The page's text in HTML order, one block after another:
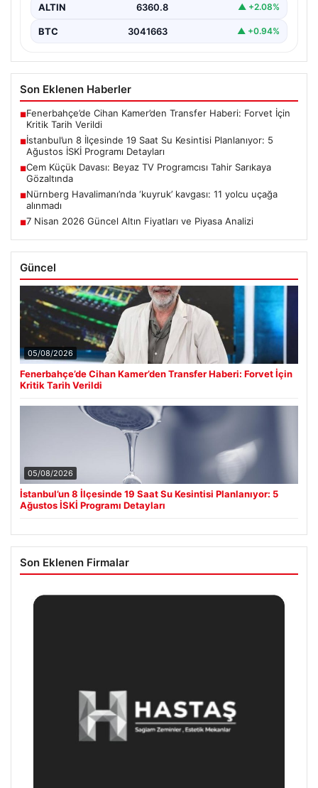
ALTIN 6360.8 ▲ +2.08%
BTC 3041663 ▲ +0.94%
Son Eklenen Haberler
■Fenerbahçe’de Cihan Kamer’den Transfer Haberi: Forvet İçin
Kritik Tarih Verildi
■İstanbul’un 8 İlçesinde 19 Saat Su Kesintisi Planlanıyor: 5
Ağustos İSKİ Programı Detayları
■Cem Küçük Davası: Beyaz TV Programcısı Tahir Sarıkaya
Gözaltında
■Nürnberg Havalimanı’nda ‘kuyruk’ kavgası: 11 yolcu uçağa
alınmadı
■7 Nisan 2026 Güncel Altın Fiyatları ve Piyasa Analizi
Güncel
05/08/2026
Fenerbahçe’de Cihan Kamer’den Transfer Haberi: Forvet İçin
Kritik Tarih Verildi
05/08/2026
İstanbul’un 8 İlçesinde 19 Saat Su Kesintisi Planlanıyor: 5
Ağustos İSKİ Programı Detayları
Son Eklenen Firmalar